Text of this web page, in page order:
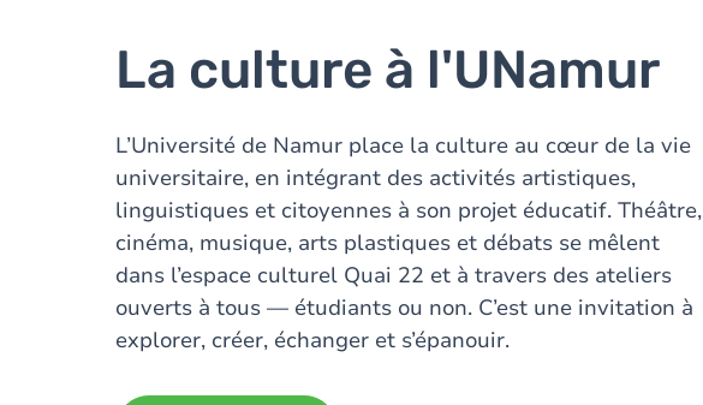
La culture à l'UNamur
L’Université de Namur place la culture au cœur de la vie
universitaire, en intégrant des activités artistiques,
linguistiques et citoyennes à son projet éducatif. Théâtre,
cinéma, musique, arts plastiques et débats se mêlent
dans l’espace culturel Quai 22 et à travers des ateliers
ouverts à tous — étudiants ou non. C’est une invitation à
explorer, créer, échanger et s’épanouir.